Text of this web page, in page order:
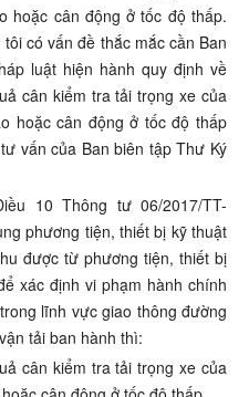
hoặc cân động ở tốc độ thấp.
có vấn đề thắc mắc cần Ban
luật hiện hành quy định về
cân kiểm tra tải trọng xe của
hoặc cân động ở tốc độ thấp
vấn của Ban biên tập Thư Ký
10 Thông tư 06/2017/TT-
phương tiện, thiết bị kỹ thuật
được từ phương tiện, thiết bị
xác định vi phạm hành chính
lĩnh vực giao thông đường
tải ban hành thì:
cân kiểm tra tải trọng xe của